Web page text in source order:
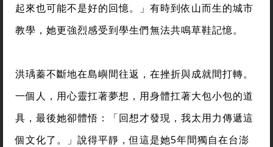
起來也可能不是好的回憶。」有時到依山而生的城市
教學，她更強烈感受到學生們無法共鳴草鞋記憶。
洪瑀蓁不斷地在島嶼間往返，在挫折與成就間打轉。
一個人，用心靈扛著夢想，用身體扛著大包小包的道
具，最後她卻體悟：「回想才發現，我太用力傳遞這
個文化了。」說得平靜，但這是她5年間獨自在台澎